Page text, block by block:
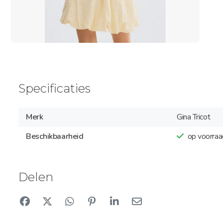
Specificaties
Merk
Gina Tricot
Beschikbaarheid
op
Delen